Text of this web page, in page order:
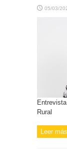
05/03/
Rural
Leer